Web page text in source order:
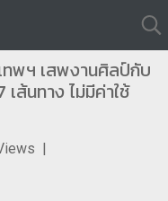
พฯ เสพงานศิลป์กับ
ส้นทาง ไม่มีค่าใช้
|